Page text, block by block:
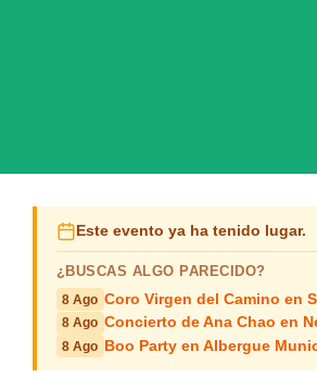
Este evento ya ha tenido lugar.
¿BUSCAS ALGO PARECIDO?
8 Ago Coro Virgen del Camino en
8 Ago Concierto de Ana Chao en
8 Ago Boo Party en Albergue